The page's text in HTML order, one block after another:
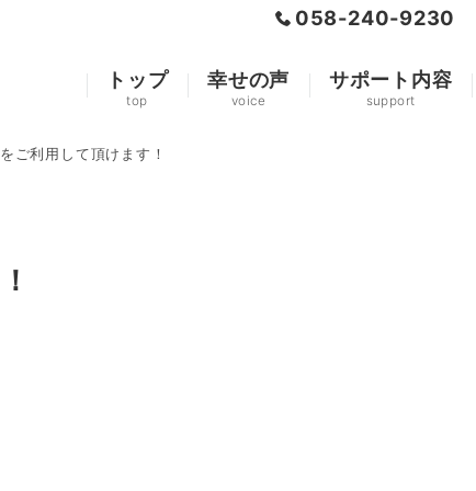
058-240-9230
トップ
top
幸せの声
voice
サポート内容
support
ご利用して頂けます！